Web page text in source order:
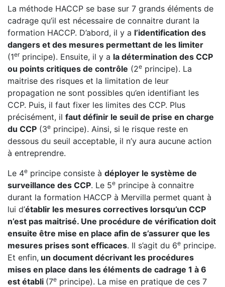
La méthode HACCP se base sur 7 grands éléments de
cadrage qu’il est nécessaire de connaitre durant la
formation HACCP. D’abord, il y a l’identification des
dangers et des mesures permettant de les limiter
(1erprincipe). Ensuite, il y a la détermination des CCP
ou points critiques de contrôle (2e principe). La
maitrise des risques et la limitation de leur
propagation ne sont possibles qu’en identifiant les
CCP. Puis, il faut fixer les limites des CCP. Plus
précisément, il faut définir le seuil de prise en charge
du CCP (3e principe). Ainsi, si le risque reste en
dessous du seuil acceptable, il n’y aura aucune action
à entreprendre.
Le 4e principe consiste à déployer le système de
surveillance des CCP. Le 5e principe à connaitre
durant la formation HACCP à Mervilla permet quant à
lui d’établir les mesures correctives lorsqu’un CCP
n’est pas maitrisé. Une procédure de vérification doit
ensuite être mise en place afin de s’assurer que les
mesures prises sont efficaces. Il s’agit du 6e principe.
Et enfin, un document décrivant les procédures
mises en place dans les éléments de cadrage 1 à 6
est établi (7e principe). La mise en pratique de ces 7